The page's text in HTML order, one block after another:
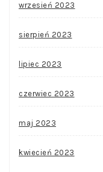
wrzesień 2023
sierpień 2023
lipiec 2023
czerwiec 2023
maj 2023
kwiecień 2023